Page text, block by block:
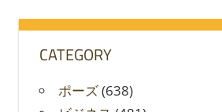
CATEGORY
ポーズ(638)